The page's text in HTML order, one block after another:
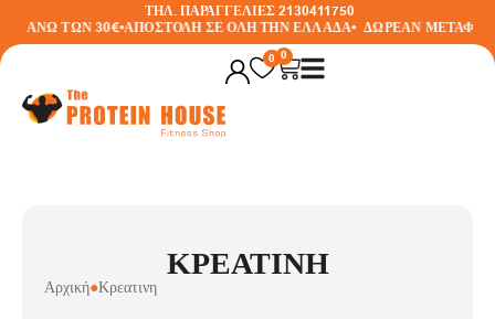
ΤΗΛ. ΠΑΡΑΓΓΕΛΙΕΣ 2130411750
ΑΝΩ ΤΩΝ 30€•ΑΠΟΣΤΟΛΗ ΣΕ ΟΛΗ ΤΗΝ ΕΛΛΑΔΑ• ΔΩΡΕΑΝ
0 0
ΚΡΕΑΤΙΝΗ
Αρχική●Κρεατινη